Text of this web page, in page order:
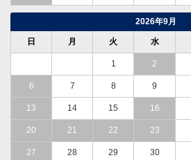
2026年9月
日 月 火 水
1 2
6 7 8 9
13 14 15 16
20 21 22 23
27 28 29 30